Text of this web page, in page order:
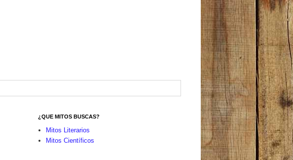
¿QUE MITOS BUSCAS?
Mitos Literarios
Mitos Científicos